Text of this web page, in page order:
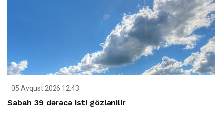
05 Avqust 2026 12:43
Sabah 39 dərəcə isti gözlənilir